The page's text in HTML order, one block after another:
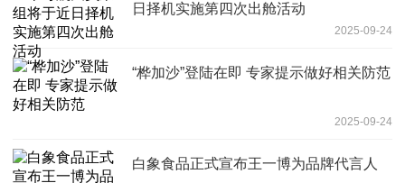
日择机实施第四次出舱活动
2025-09-24
“桦加沙”登陆在即 专家提示做好相关防范
2025-09-24
白象食品正式宣布王一博为品牌代言人